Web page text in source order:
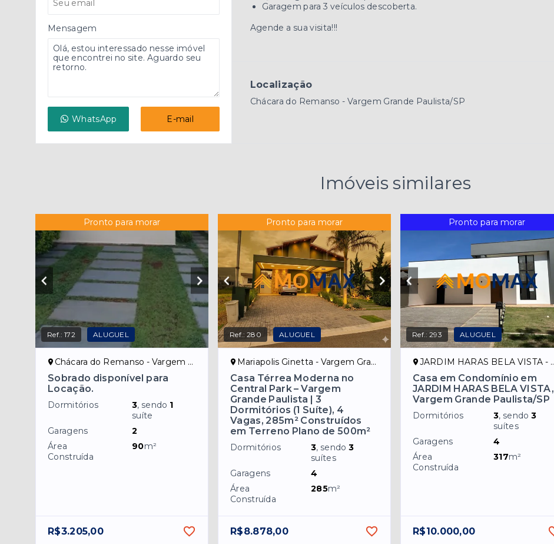
Garagem para 3 veículos descoberta.
Agende a sua visita!!!
Localização
Chácara do Remanso - Vargem Grande Paulista/SP
Mensagem
WhatsApp E-mail
Imóveis similares
Pronto para morar
Ref.:172 ALUGUEL
Chácara do Remanso - Vargem Grande Paulista/SP
Sobrado disponível para
Locação.
Dormitórios 3, sendo 1
suíte
Garagens
2
Área
Construída
90m²
R$3.205,00
Pronto para morar
Ref.:280 ALUGUEL
Mariapolis Ginetta - Vargem Grande Paulista/SP
Casa Térrea Moderna no
Central Park – Vargem
Grande Paulista | 3
Dormitórios (1 Suíte), 4
Vagas, 285m² Construídos
em Terreno Plano de 500m²
Dormitórios 3, sendo3
suítes
Garagens
4
Área
Construída
285m²
R$8.878,00
Pronto para morar
Ref.:293 ALUGUEL
JARDIM HARAS BELA VISTA - Vargem Grande Paulista/SP
Casa em Condomínio em
JARDIM HARAS BELA VISTA,
Vargem Grande Paulista/SP
Dormitórios 3, sendo3
suítes
Garagens
4
Área
Construída
317m²
R$10.000,00